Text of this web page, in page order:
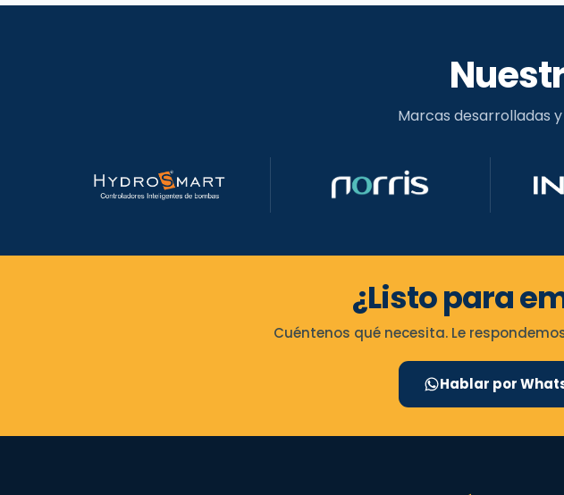
Marcas desarrolladas
¿Listo para
Cuéntenos qué necesita. Le
Hablar por